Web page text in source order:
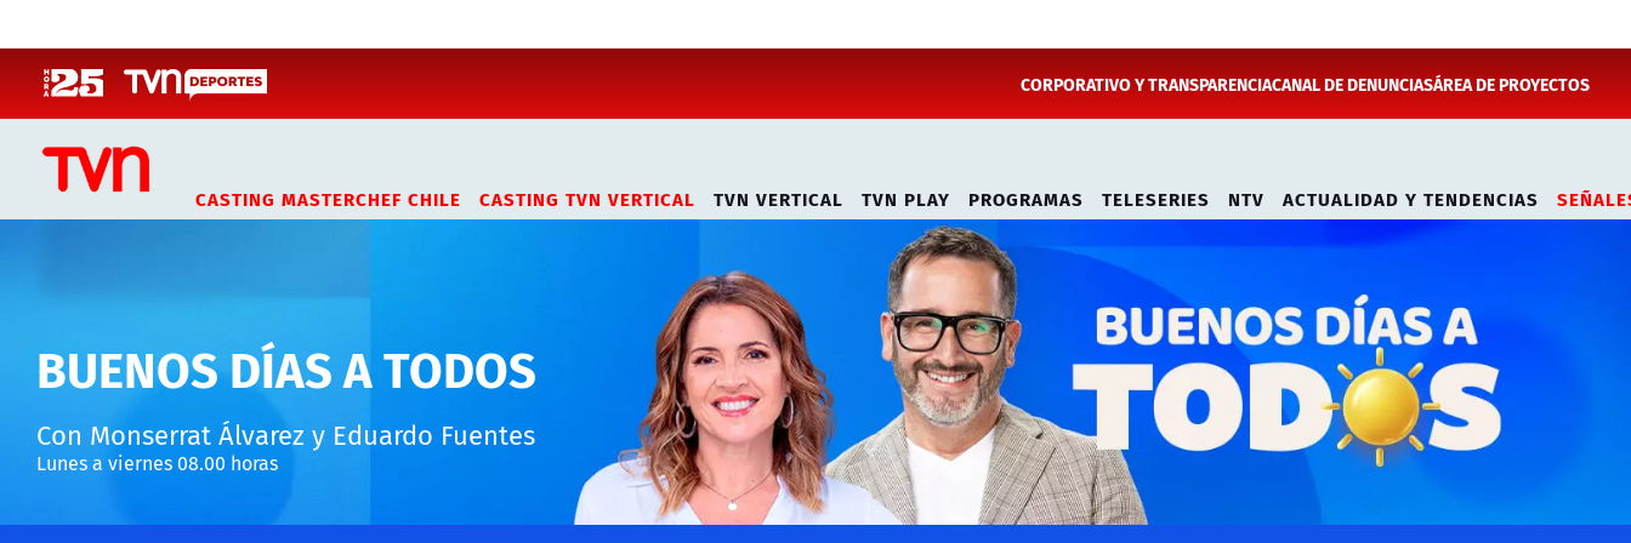
CORPORATIVO Y TRANSPARENCIACANAL DE DENUNCIASÁREA DE PROYECTOS
CASTING MASTERCHEF CHILE CASTING TVN VERTICAL TVN VERTICAL TVN PLAY PROGRAMAS TELESERIES NTV ACTUALIDAD Y TENDENCIAS
BUENOS DÍAS A TODOS
Con Monserrat Álvarez y Eduardo Fuentes
Lunes a viernes 08.00 horas